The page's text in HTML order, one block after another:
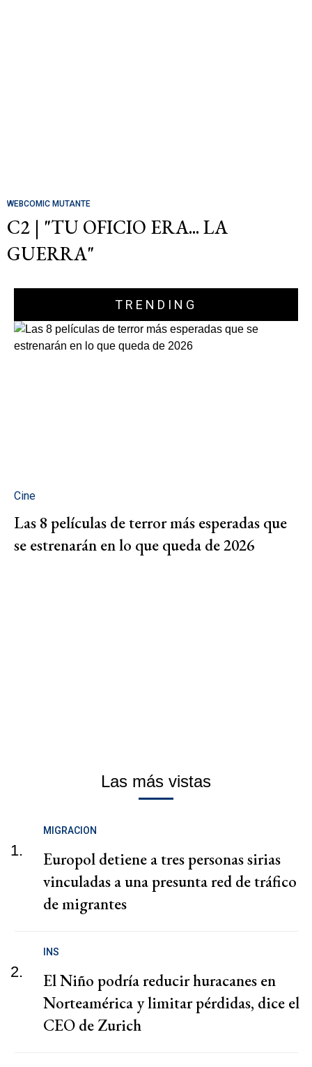
WEBCOMIC MUTANTE
C2 | "TU OFICIO ERA... LA
GUERRA"
TRENDING
Cine
Las 8 películas de terror más esperadas que
se estrenarán en lo que queda de 2026
Las más vistas
1.
MIGRACION
Europol detiene a tres personas sirias
vinculadas a una presunta red de tráfico
de migrantes
2.
INS
El Niño podría reducir huracanes en
Norteamérica y limitar pérdidas, dice el
CEO de Zurich